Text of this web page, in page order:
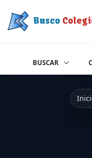
Busco
BUSCAR